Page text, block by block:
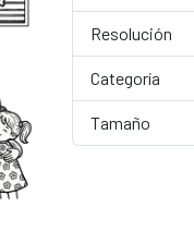
Resolución
Categoría
Tamaño